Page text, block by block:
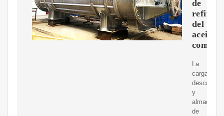
de
del
aceite
La
carga,
descarga
y
de